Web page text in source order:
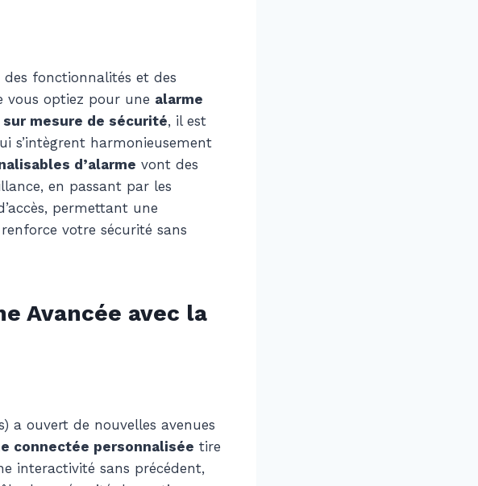
des fonctionnalités et des
vous optiez pour une alarme
mesure de sécurité, il est
s’intègrent harmonieusement
d’alarme vont des
en passant par les
permettant une
votre sécurité sans
Avancée avec la
a ouvert de nouvelles avenues
connectée personnalisée tire
interactivité sans précédent,